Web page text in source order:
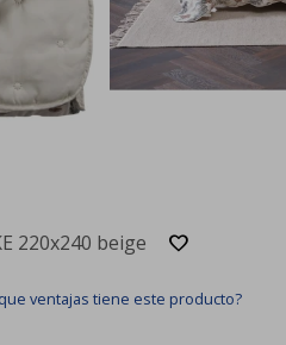
220x240 beige
ventajas tiene este producto?